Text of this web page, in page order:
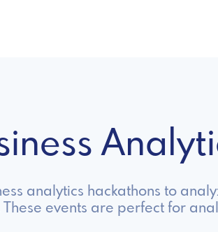
analytics hackathons to
events are perfect for